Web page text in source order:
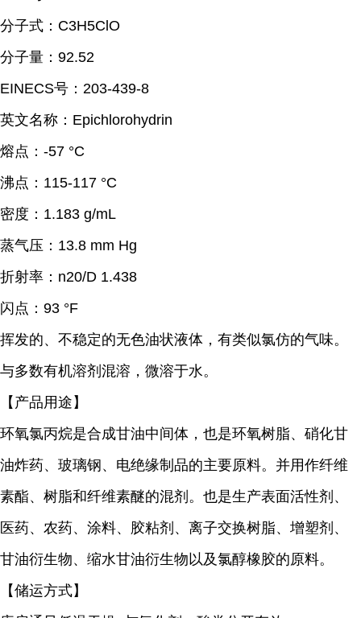
分子式：C3H5ClO
分子量：92.52
EINECS号：203-439-8
英文名称：Epichlorohydrin
熔点： -57 °C
沸点： 115-117 °C
密度： 1.183 g/mL
蒸气压： 13.8 mm Hg
折射率： n20/D 1.438
闪点： 93 °F
挥发的、不稳定的无色油状液体，有类似氯仿的气味。
与多数有机溶剂混溶，微溶于水。
【产品用途】
环氧氯丙烷是合成甘油中间体，也是环氧树脂、硝化甘
油炸药、玻璃钢、电绝缘制品的主要原料。并用作纤维
素酯、树脂和纤维素醚的混剂。也是生产表面活性剂、
医药、农药、涂料、胶粘剂、离子交换树脂、增塑剂、
甘油衍生物、缩水甘油衍生物以及氯醇橡胶的原料。
【储运方式】